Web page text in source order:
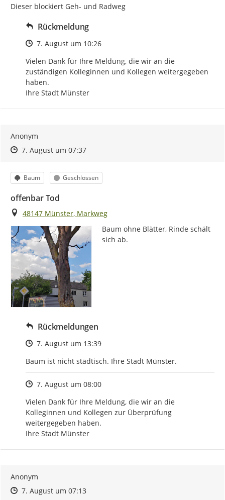
Dieser blockiert Geh- und Radweg
Rückmeldung
Zeitpunkt des Erstellens
7. August um 10:26
Vielen Dank für Ihre Meldung, die wir an die
zuständigen Kolleginnen und Kollegen weitergegeben
haben.
Ihre Stadt Münster
Anonym
Zeitpunkt des Erstellens
Zeitpunkt des Erstellens
7. August um 07:37Zur Äußerung
Kategorie
Baum Status
Geschlossen
offenbar Tod
Ort
48147 Münster, Markweg
Baum ohne Blätter, Rinde schält
sich ab.
Rückmeldungen
Zeitpunkt des Erstellens
7. August um 13:39
Baum ist nicht städtisch. Ihre Stadt Münster.
Zeitpunkt des Erstellens
7. August um 08:00
Vielen Dank für Ihre Meldung, die wir an die
Kolleginnen und Kollegen zur Überprüfung
weitergegeben haben.
Ihre Stadt Münster
Anonym
Zeitpunkt des Erstellens
Zeitpunkt des Erstellens
7. August um 07:13Zur Äußerung